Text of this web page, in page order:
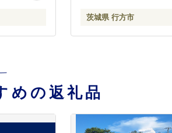
茨城県 行方市
めの返礼品